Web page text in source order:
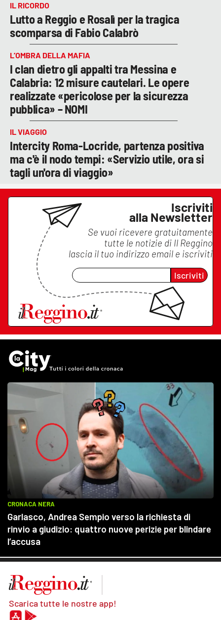
IL RICORDO
Lutto a Reggio e Rosalì per la tragica
scomparsa di Fabio Calabrò
L’OMBRA DELLA MAFIA
I clan dietro gli appalti tra Messina e
Calabria: 12 misure cautelari. Le opere
realizzate «pericolose per la sicurezza
pubblica» – NOMI
IL VIAGGIO
Intercity Roma-Locride, partenza positiva
ma c'è il nodo tempi: «Servizio utile, ora si
tagli un'ora di viaggio»
Iscriviti
alla Newsletter
Se vuoi ricevere gratuitamente
tutte le notizie di Il Reggino
lascia il tuo indirizzo email e iscriviti
Iscriviti
Scarica tutte le nostre app!